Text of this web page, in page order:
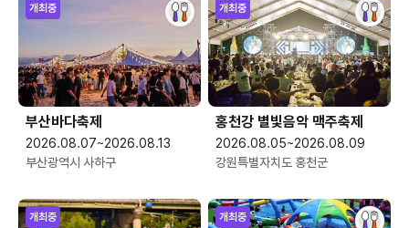
개최중
부산바다축제
2026.08.07~2026.08.13
부산광역시 사하구
개최중
홍천강 별빛음악 맥주축제
2026.08.05~2026.08.09
강원특별자치도 홍천군
개최중 개최중